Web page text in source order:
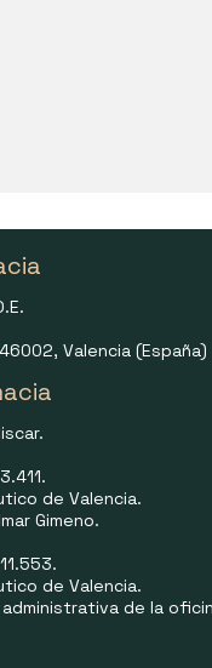
una pregunta
Valencia (España)
de Valencia.
Gimeno.
de Valencia.
de la